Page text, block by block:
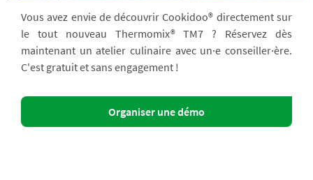
Vous avez envie de découvrir Cookidoo® directement sur
le tout nouveau Thermomix® TM7 ? Réservez dès
maintenant un atelier culinaire avec un·e conseiller·ère.
C'est gratuit et sans engagement !
Organiser une démo